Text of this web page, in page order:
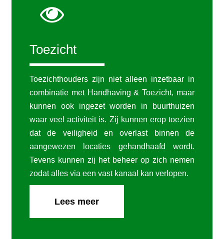
Toezicht
Toezichthouders zijn niet alleen inzetbaar in
combinatie met Handhaving & Toezicht, maar
kunnen ook ingezet worden in buurthuizen
waar veel activiteit is. Zij kunnen erop toezien
dat de veiligheid en overlast binnen de
aangewezen locaties gehandhaafd wordt.
Tevens kunnen zij het beheer op zich nemen
zodat alles via een vast kanaal kan verlopen.
Lees meer